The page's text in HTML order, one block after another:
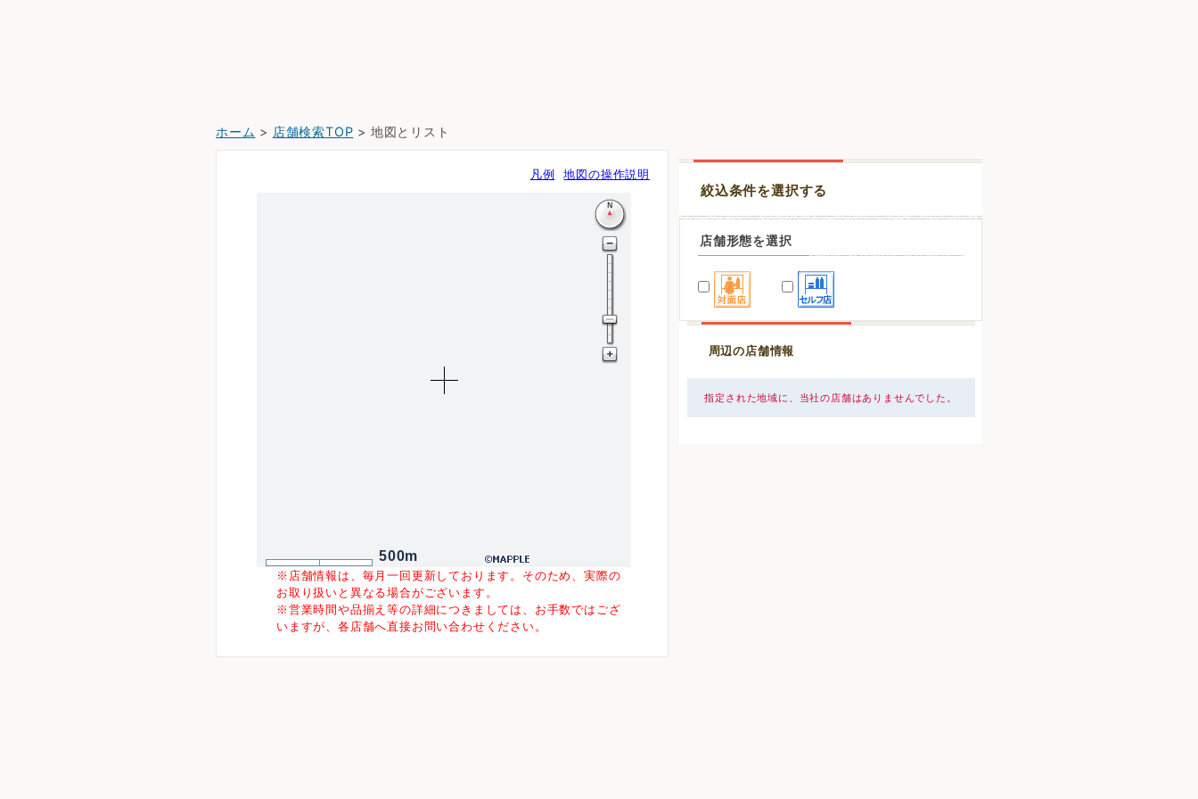
ホーム > 店舗検索TOP > 地図とリスト
凡例 地図の操作説明
500m
※店舗情報は、毎月一回更新しております。そのため、実際の
お取り扱いと異なる場合がございます。
※営業時間や品揃え等の詳細につきましては、お手数ではござ
いますが、各店舗へ直接お問い合わせください。
絞込条件を選択する
店舗形態を選択
周辺の店舗情報
指定された地域に、当社の店舗はありませんでした。